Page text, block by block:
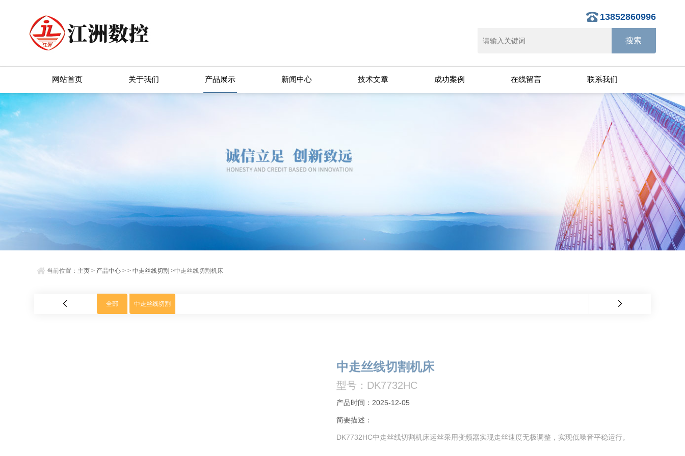
13852860996
网站首页 关于我们 产品展示 新闻中心 技术文章 成功案例 在线留言 联系我们
当前位置： 主页 > 产品中心 > >中走丝线切割 >中走丝线切割机床
全部 中走丝线切割
中走丝线切割机床
型号：DK7732HC
产品时间：2025-12-05
简要描述：
DK7732HC中走丝线切割机床运丝采用变频器实现走丝速度无极调整，实现低噪音平稳运行。